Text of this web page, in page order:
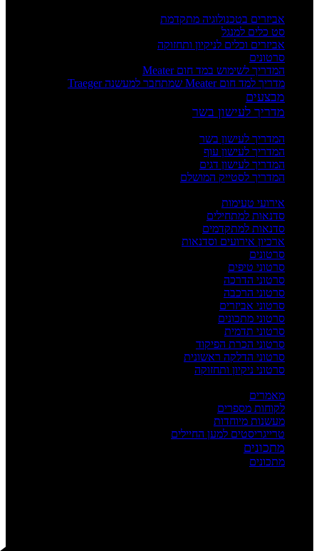
אביזרים בטכנולוגיה מתקדמת
סט כלים למנגל
אביזרים וכלים לניקיון ותחזוקה
סרטונים
המדריך לשימוש במד חום Meater
מדריך למד חום Meater שמתחבר למעשנה Traeger
מבצעים
מדריך לעישון בשר
המדריך לעישון בשר
המדריך לעישון עוף
המדריך לעישון דגים
המדריך לסטייק המושלם
אירועי טעימות
סדנאות למתחילים
סדנאות למתקדמים
ארכיון אירועים וסדנאות
סרטונים
סרטוני טיפים
סרטוני הדרכה
סרטוני הרכבה
סרטוני אביזרים
סרטוני מתכונים
סרטוני תדמית
סרטוני הכרת הפיקוד
סרטוני הדלקה ראשונית
סרטוני ניקיון ותחזוקה
מאמרים
לקוחות מספרים
מעשנות מיוחדות
טרייגריסטים למען החיילים
מתכונים
מתכונים